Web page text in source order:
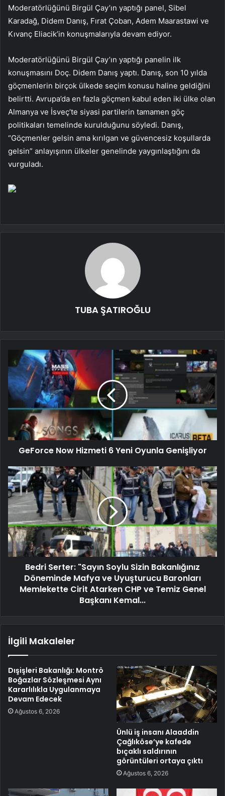
Moderatörlüğünü Birgül Çay’ın yaptığı panel, Sibel
Karadağ, Didem Danış, Fırat Çoban, Adem Maarastawi ve
Kıvanç Eliacik’in konuşmalarıyla devam ediyor.
Moderatörlüğünü Birgül Çay’ın yaptığı panelin ilk
konuşmasını Doç. Didem Danış yaptı. Danış, son 10 yılda
göçmenlerin birçok ülkede seçim konusu haline geldiğini
belirtti. Avrupa’da en fazla göçmen kabul eden iki ülke olan
Almanya ve İsveç’te siyasi partilerin tamamen göç
politikaları temelinde kurulduğunu söyledi. Danış,
“Göçmenler gelsin ama kırılgan ve güvencesiz koşullarda
gelsin” anlayışının ülkeler genelinde yaygınlaştığını da
vurguladı.
TUBA ŞATIROĞLU
GeForce Now Hizmeti 6 Yeni Oyunla Genişliyor
Bedri Serter: "Sayın Soylu Sizin Bakanlığınız
Döneminde Mafya ve Uyuşturucu Baronları
Memlekette Cirit Atarken CHP ve Temiz Genel
Başkanı Kemal...
İlgili Makaleler
Dışişleri Bakanlığı: Montrö
Boğazlar Sözleşmesi Aynı
Kararlılıkla Uygulanmaya
Devam Edecek
Ağustos 6, 2026
Ünlü iş insanı Alaaddin
Çağlıköse’ye kafede
bıçaklı saldırının
görüntüleri ortaya çıktı
Ağustos 6, 2026